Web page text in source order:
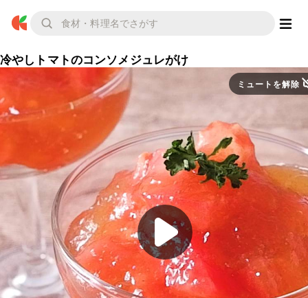
冷やしトマトのコンソメジュレがけ
ミュートを解除